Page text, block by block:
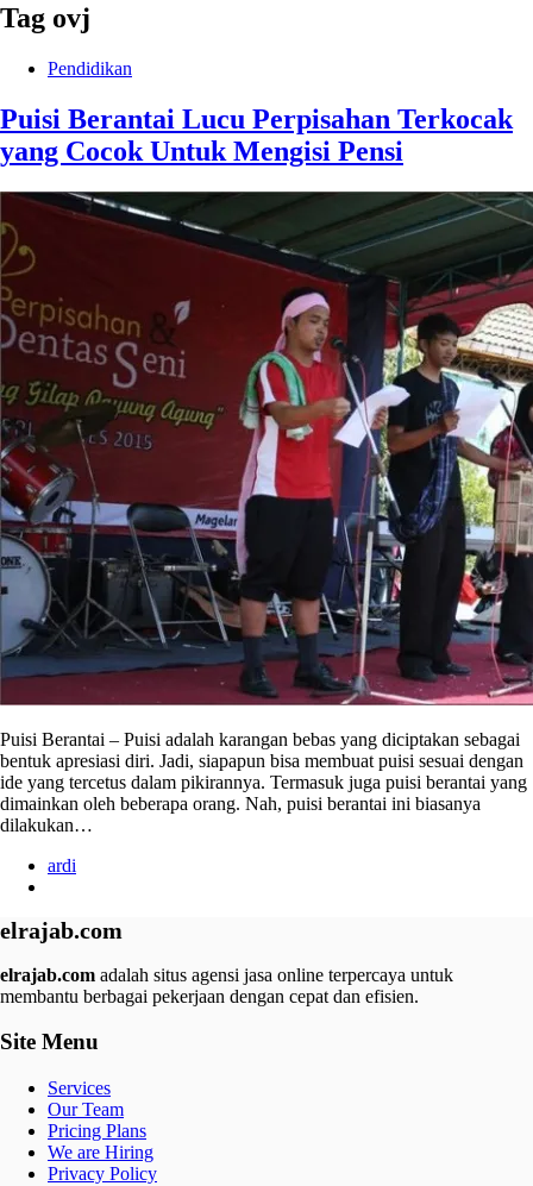
Tag ovj
Pendidikan
Puisi Berantai Lucu Perpisahan Terkocak
yang Cocok Untuk Mengisi Pensi
Puisi Berantai – Puisi adalah karangan bebas yang diciptakan sebagai
bentuk apresiasi diri. Jadi, siapapun bisa membuat puisi sesuai dengan
ide yang tercetus dalam pikirannya. Termasuk juga puisi berantai yang
dimainkan oleh beberapa orang. Nah, puisi berantai ini biasanya
dilakukan…
ardi
elrajab.com
elrajab.com adalah situs agensi jasa online terpercaya untuk
membantu berbagai pekerjaan dengan cepat dan efisien.
Site Menu
Services
Our Team
Pricing Plans
We are Hiring
Privacy Policy